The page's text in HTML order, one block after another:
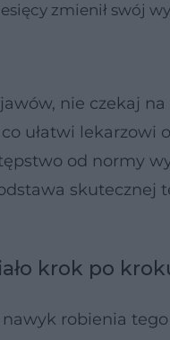
zmienił swój
nie czekaj na
ułatwi lekarzowi
od normy
skutecznej
krok po
robienia